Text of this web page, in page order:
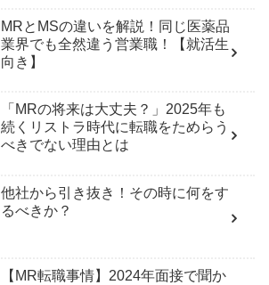
MRとMSの違いを解説！同じ医薬品
業界でも全然違う営業職！【就活生
向き】
「MRの将来は大丈夫？」2025年も
続くリストラ時代に転職をためらう
べきでない理由とは
他社から引き抜き！その時に何をす
るべきか？
【MR転職事情】2024年面接で聞か